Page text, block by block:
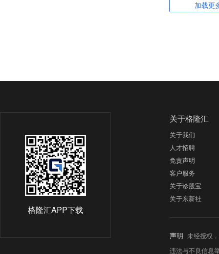
加载更
格隆汇APP下载
关于格隆汇
关于我们
人才招聘
免责声明
客户服务
关于诊股宝
关于东新社
声明 未经授权
违法与不良信息